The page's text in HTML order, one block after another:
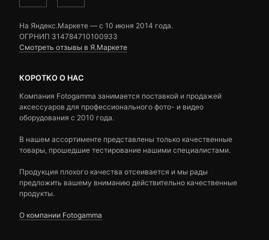
На Яндекс.Маркете — c 10 июня 2014 года.
ОГРНИП 314784710100933
Смотреть отзывы в Я.Маркете
КОРОТКО О НАС
Компания Fotogamma занимается поставкой и продажей
аксессуаров для профессионального фото- и видео
оборудования с 2010 года.
В нашем ассортименте представлены только качественные
товары, прошедшие тестирование нашими специалистами.
Продукция плохого качества отсеивается и мы рады
предложить вашему вниманию действительно качественные
продукты.
О компании Fotogamma